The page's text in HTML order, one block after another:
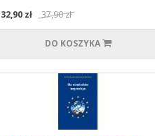
32,90 zł
37,90 zł
DO KOSZYKA